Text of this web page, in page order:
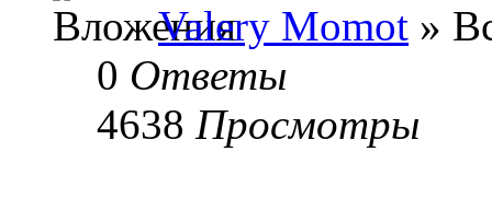
Valery Momot »
0 Ответы
4638 Просмотры